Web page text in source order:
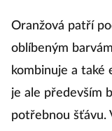
Oranžová patří
oblíbeným
kombinuje a také
je ale především
potřebnou šťávu.